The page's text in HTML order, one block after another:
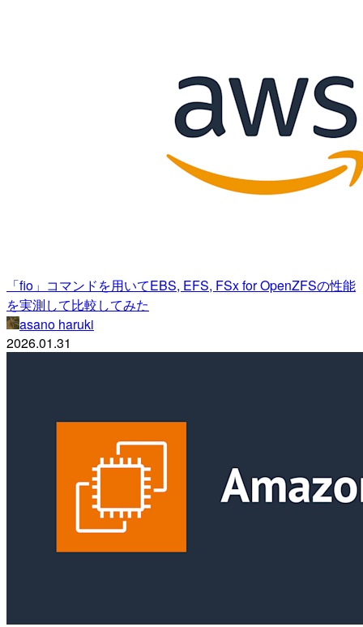
「fio」コマンドを用いてEBS, EFS, FSx for OpenZFSの性能
を実測して比較してみた
asano haruki
2026.01.31